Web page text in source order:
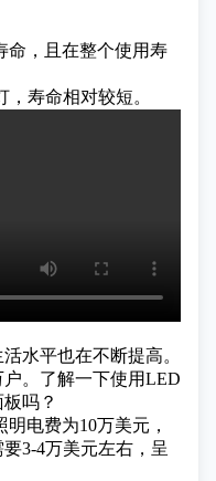
命，且在整个使用寿
寿命相对较短。
水平也在不断提高。
。了解一下使用LED
吗？
电费为10万美元，
3-4万美元左右，呈